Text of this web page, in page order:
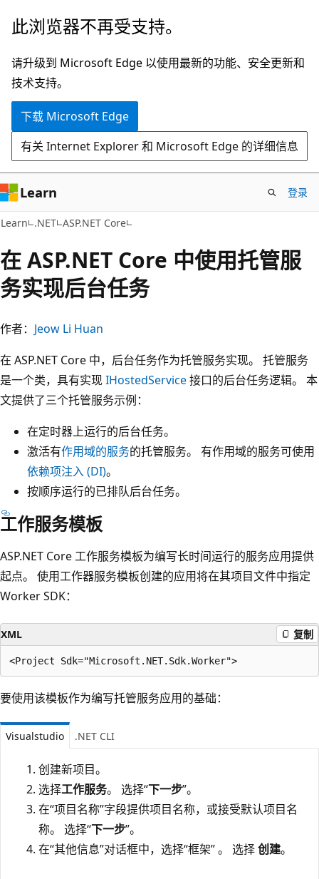
跳
主
要
内
此浏览器不再受支持。
请升级到 Microsoft Edge 以使用最新的功能、安全更新和
技术支持。
下载 Microsoft Edge
有关 Internet Explorer 和 Microsoft Edge 的详细信息
Learn 登录
Learn .NET ASP.NET Core
在 ASP.NET Core 中使用托管服
务实现后台任务
作者： Jeow Li Huan
在 ASP.NET Core 中，后台任务作为托管服务实现。 托管服务
是一个类，具有实现IHostedService接口的后台任务逻辑。 本
文提供了三个托管服务示例：
在定时器上运行的后台任务。
激活有作用域的服务的托管服务。 有作用域的服务可使用
依赖项注入 (DI)。
按顺序运行的已排队后台任务。
工作服务模板
ASP.NET Core 工作服务模板为编写长时间运行的服务应用提供
起点。 使用工作器服务模板创建的应用将在其项目文件中指定
Worker SDK：
XML 复制
要使用该模板作为编写托管服务应用的基础：
Visualstudio .NET CLI
创建新项目。
选择工作服务。 选择“下一步”。
在“项目名称”字段提供项目名称，或接受默认项目名
称。 选择“下一步”。
在“其他信息”对话框中，选择“框架” 。 选择创建。